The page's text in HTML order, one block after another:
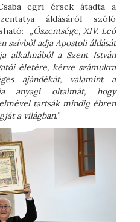
egri érsek átadta a
áldásáról szóló
„Őszentsége, XIV. Leó
szívből adja Apostoli áldását
alkalmából a Szent István
életére, kérve számukra
ajándékát, valamint a
anyagi oltalmát, hogy
tartsák mindig ébren
a világban.”